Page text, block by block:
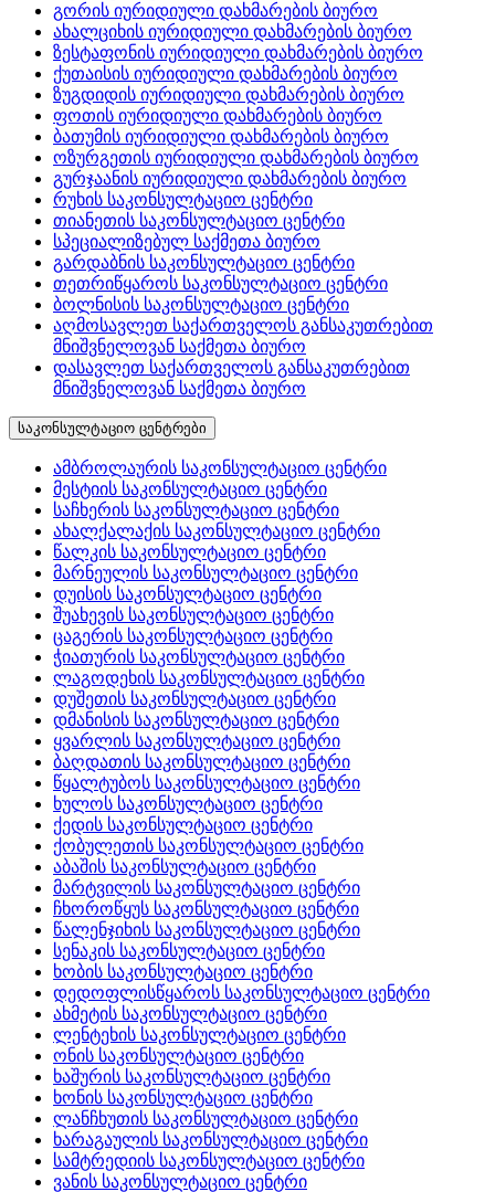
გორის იურიდიული დახმარების ბიურო
ახალციხის იურიდიული დახმარების ბიურო
ზესტაფონის იურიდიული დახმარების ბიურო
ქუთაისის იურიდიული დახმარების ბიურო
ზუგდიდის იურიდიული დახმარების ბიურო
ფოთის იურიდიული დახმარების ბიურო
ბათუმის იურიდიული დახმარების ბიურო
ოზურგეთის იურიდიული დახმარების ბიურო
გურჯაანის იურიდიული დახმარების ბიურო
რუხის საკონსულტაციო ცენტრი
თიანეთის საკონსულტაციო ცენტრი
სპეციალიზებულ საქმეთა ბიურო
გარდაბნის საკონსულტაციო ცენტრი
თეთრიწყაროს საკონსულტაციო ცენტრი
ბოლნისის საკონსულტაციო ცენტრი
აღმოსავლეთ საქართველოს განსაკუთრებით
მნიშვნელოვან საქმეთა ბიურო
დასავლეთ საქართველოს განსაკუთრებით
მნიშვნელოვან საქმეთა ბიურო
საკონსულტაციო ცენტრები
ამბროლაურის საკონსულტაციო ცენტრი
მესტიის საკონსულტაციო ცენტრი
საჩხერის საკონსულტაციო ცენტრი
ახალქალაქის საკონსულტაციო ცენტრი
წალკის საკონსულტაციო ცენტრი
მარნეულის საკონსულტაციო ცენტრი
დუისის საკონსულტაციო ცენტრი
შუახევის საკონსულტაციო ცენტრი
ცაგერის საკონსულტაციო ცენტრი
ჭიათურის საკონსულტაციო ცენტრი
ლაგოდეხის საკონსულტაციო ცენტრი
დუშეთის საკონსულტაციო ცენტრი
დმანისის საკონსულტაციო ცენტრი
ყვარლის საკონსულტაციო ცენტრი
ბაღდათის საკონსულტაციო ცენტრი
წყალტუბოს საკონსულტაციო ცენტრი
ხულოს საკონსულტაციო ცენტრი
ქედის საკონსულტაციო ცენტრი
ქობულეთის საკონსულტაციო ცენტრი
აბაშის საკონსულტაციო ცენტრი
მარტვილის საკონსულტაციო ცენტრი
ჩხოროწყუს საკონსულტაციო ცენტრი
წალენჯიხის საკონსულტაციო ცენტრი
სენაკის საკონსულტაციო ცენტრი
ხობის საკონსულტაციო ცენტრი
დედოფლისწყაროს საკონსულტაციო ცენტრი
ახმეტის საკონსულტაციო ცენტრი
ლენტეხის საკონსულტაციო ცენტრი
ონის საკონსულტაციო ცენტრი
ხაშურის საკონსულტაციო ცენტრი
ხონის საკონსულტაციო ცენტრი
ლანჩხუთის საკონსულტაციო ცენტრი
ხარაგაულის საკონსულტაციო ცენტრი
სამტრედიის საკონსულტაციო ცენტრი
ვანის საკონსულტაციო ცენტრი